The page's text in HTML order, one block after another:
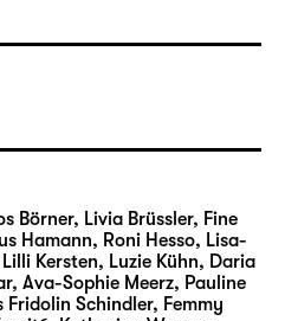
Börner, Livia Brüssler, Fine
Hamann, Roni Hesso, Lisa-
Kersten, Luzie Kühn, Daria
Ava-Sophie Meerz, Pauline
Schindler, Femmy